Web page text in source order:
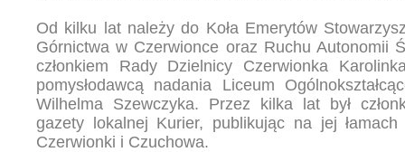
Od kilku lat należy do Koła Emerytów
Górnictwa w Czerwionce oraz Ruchu Autonomii
członkiem Rady Dzielnicy Czerwionka
pomysłodawcą nadania Liceum
Wilhelma Szewczyka. Przez kilka lat był
gazety lokalnej Kurier, publikując na jej
Czerwionki i Czuchowa.